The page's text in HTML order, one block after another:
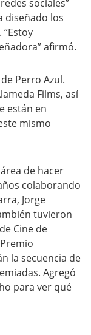
sociales”
diseñado los
afirmó.
Perro Azul.
Films, así
están en
mismo
de hacer
colaborando
Jorge
tuvieron
Cine de
la secuencia de
Agregó
para ver qué